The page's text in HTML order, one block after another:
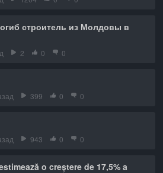
строитель из Молдовы в
2 0 0
399 0 0
943 0 0
o creștere de 17,5% a